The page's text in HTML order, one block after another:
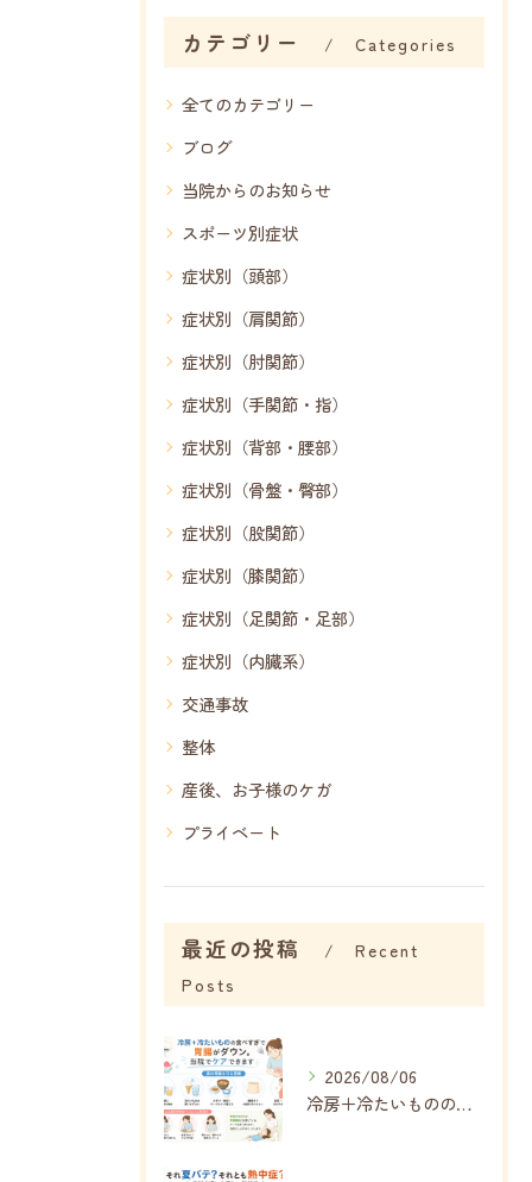
カテゴリー Categories
全てのカテゴリー
ブログ
当院からのお知らせ
スポーツ別症状
症状別（頭部）
症状別（肩関節）
症状別（肘関節）
症状別（手関節・指）
症状別（背部・腰部）
症状別（骨盤・臀部）
症状別（股関節）
症状別（膝関節）
症状別（足関節・足部）
症状別（内臓系）
交通事故
整体
産後、お子様のケガ
プライベート
最近の投稿
Recent
Posts
2026/08/06
冷房＋冷たいものの食べすぎで内臓がボロボロに…夏に増える胃腸の不調